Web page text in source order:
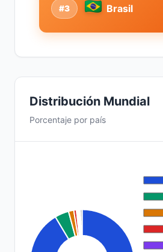
#3 Brasil
Distribución Mundial
Porcentaje por país